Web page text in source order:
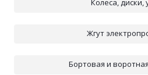
Колеса, диски,
Жгут
Бортовая и